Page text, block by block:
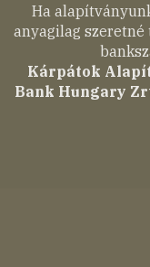
Ha
anyagilag
Kárpátok
Bank Hungary